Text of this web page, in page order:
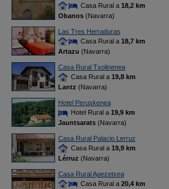
Casa Rural a 18,2 km
Obanos(Navarra)
Las Tres Herraduras
Casa Rural a 18,7 km
Artazu (Navarra)
Casa Rural Txolinenea
Casa Rural a 19,8 km
Lantz (Navarra)
Hotel Peruskenea
Hotel Rural a 19,9 km
Jauntsarats(Navarra)
Casa Rural Palacio Lerruz
Casa Rural a 19,9 km
Lérruz (Navarra)
Casa Rural Apezetxea
Casa Rural a 20,4 km